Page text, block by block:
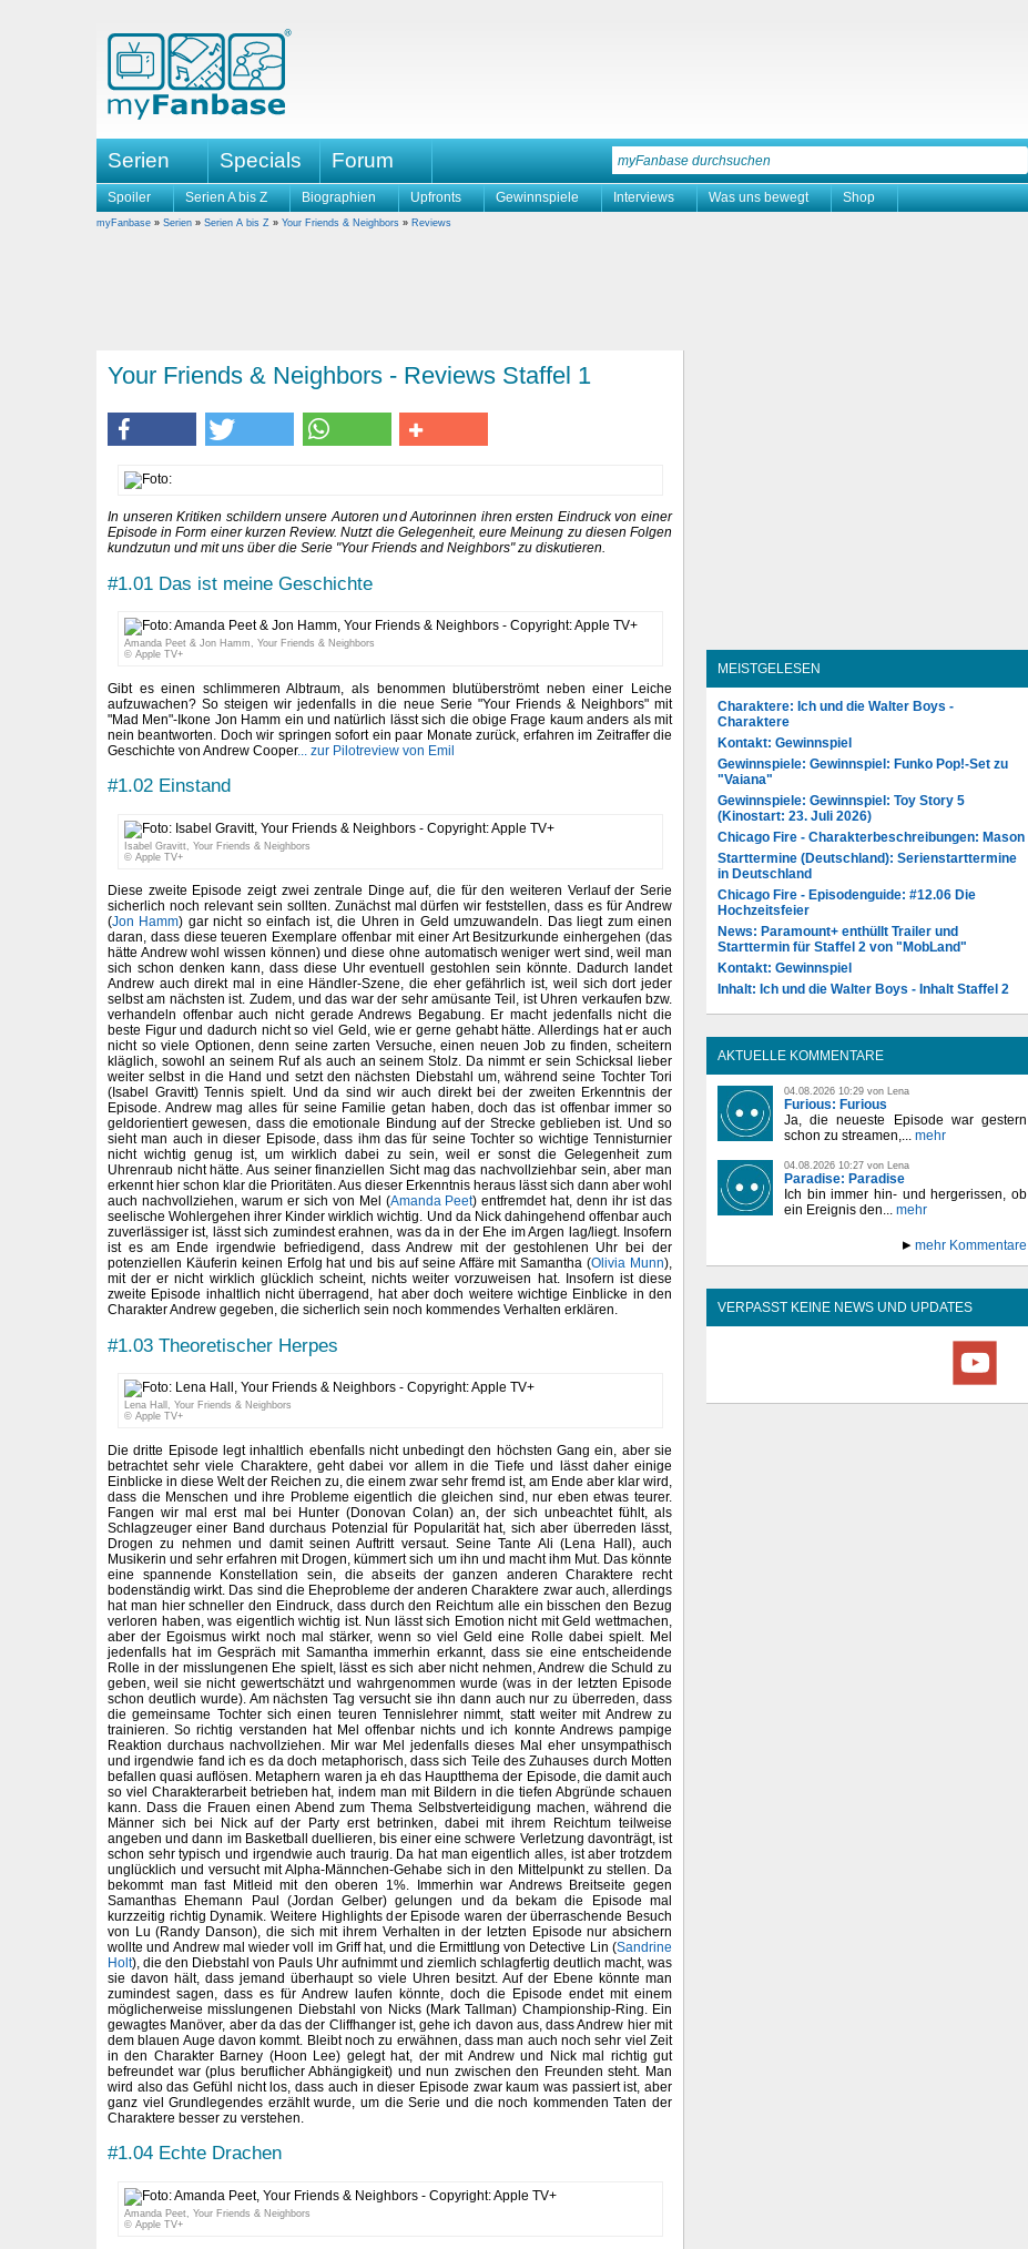
Serien Specials Forum
Spoiler Serien A bis Z Biographien Upfronts Gewinnspiele Interviews Was uns bewegt Shop
myFanbase » Serien » Serien A bis Z » Your Friends & Neighbors » Reviews
Your Friends & Neighbors - Reviews Staffel 1
In unseren Kritiken schildern unsere Autoren und Autorinnen ihren ersten Eindruck von einer
Episode in Form einer kurzen Review. Nutzt die Gelegenheit, eure Meinung zu diesen Folgen
kundzutun und mit uns über die Serie "Your Friends and Neighbors" zu diskutieren.
#1.01 Das ist meine Geschichte
Amanda Peet & Jon Hamm, Your Friends & Neighbors
© Apple TV+
Gibt es einen schlimmeren Albtraum, als benommen blutüberströmt neben einer Leiche
aufzuwachen? So steigen wir jedenfalls in die neue Serie "Your Friends & Neighbors" mit
"Mad Men"-Ikone Jon Hamm ein und natürlich lässt sich die obige Frage kaum anders als mit
nein beantworten. Doch wir springen sofort ein paar Monate zurück, erfahren im Zeitraffer die
Geschichte von Andrew Cooper... zur Pilotreview von Emil
#1.02 Einstand
Isabel Gravitt, Your Friends & Neighbors
© Apple TV+
Diese zweite Episode zeigt zwei zentrale Dinge auf, die für den weiteren Verlauf der Serie
sicherlich noch relevant sein sollten. Zunächst mal dürfen wir feststellen, dass es für Andrew
(Jon Hamm) gar nicht so einfach ist, die Uhren in Geld umzuwandeln. Das liegt zum einen
daran, dass diese teueren Exemplare offenbar mit einer Art Besitzurkunde einhergehen (das
hätte Andrew wohl wissen können) und diese ohne automatisch weniger wert sind, weil man
sich schon denken kann, dass diese Uhr eventuell gestohlen sein könnte. Dadurch landet
Andrew auch direkt mal in eine Händler-Szene, die eher gefährlich ist, weil sich dort jeder
selbst am nächsten ist. Zudem, und das war der sehr amüsante Teil, ist Uhren verkaufen bzw.
verhandeln offenbar auch nicht gerade Andrews Begabung. Er macht jedenfalls nicht die
beste Figur und dadurch nicht so viel Geld, wie er gerne gehabt hätte. Allerdings hat er auch
nicht so viele Optionen, denn seine zarten Versuche, einen neuen Job zu finden, scheitern
kläglich, sowohl an seinem Ruf als auch an seinem Stolz. Da nimmt er sein Schicksal lieber
weiter selbst in die Hand und setzt den nächsten Diebstahl um, während seine Tochter Tori
(Isabel Gravitt) Tennis spielt. Und da sind wir auch direkt bei der zweiten Erkenntnis der
Episode. Andrew mag alles für seine Familie getan haben, doch das ist offenbar immer so
geldorientiert gewesen, dass die emotionale Bindung auf der Strecke geblieben ist. Und so
sieht man auch in dieser Episode, dass ihm das für seine Tochter so wichtige Tennisturnier
nicht wichtig genug ist, um wirklich dabei zu sein, weil er sonst die Gelegenheit zum
Uhrenraub nicht hätte. Aus seiner finanziellen Sicht mag das nachvollziehbar sein, aber man
erkennt hier schon klar die Prioritäten. Aus dieser Erkenntnis heraus lässt sich dann aber wohl
auch nachvollziehen, warum er sich von Mel (Amanda Peet) entfremdet hat, denn ihr ist das
seelische Wohlergehen ihrer Kinder wirklich wichtig. Und da Nick dahingehend offenbar auch
zuverlässiger ist, lässt sich zumindest erahnen, was da in der Ehe im Argen lag/liegt. Insofern
ist es am Ende irgendwie befriedigend, dass Andrew mit der gestohlenen Uhr bei der
potenziellen Käuferin keinen Erfolg hat und bis auf seine Affäre mit Samantha (Olivia Munn),
mit der er nicht wirklich glücklich scheint, nichts weiter vorzuweisen hat. Insofern ist diese
zweite Episode inhaltlich nicht überragend, hat aber doch weitere wichtige Einblicke in den
Charakter Andrew gegeben, die sicherlich sein noch kommendes Verhalten erklären.
#1.03 Theoretischer Herpes
Lena Hall, Your Friends & Neighbors
© Apple TV+
Die dritte Episode legt inhaltlich ebenfalls nicht unbedingt den höchsten Gang ein, aber sie
betrachtet sehr viele Charaktere, geht dabei vor allem in die Tiefe und lässt daher einige
Einblicke in diese Welt der Reichen zu, die einem zwar sehr fremd ist, am Ende aber klar wird,
dass die Menschen und ihre Probleme eigentlich die gleichen sind, nur eben etwas teurer.
Fangen wir mal erst mal bei Hunter (Donovan Colan) an, der sich unbeachtet fühlt, als
Schlagzeuger einer Band durchaus Potenzial für Popularität hat, sich aber überreden lässt,
Drogen zu nehmen und damit seinen Auftritt versaut. Seine Tante Ali (Lena Hall), auch
Musikerin und sehr erfahren mit Drogen, kümmert sich um ihn und macht ihm Mut. Das könnte
eine spannende Konstellation sein, die abseits der ganzen anderen Charaktere recht
bodenständig wirkt. Das sind die Eheprobleme der anderen Charaktere zwar auch, allerdings
hat man hier schneller den Eindruck, dass durch den Reichtum alle ein bisschen den Bezug
verloren haben, was eigentlich wichtig ist. Nun lässt sich Emotion nicht mit Geld wettmachen,
aber der Egoismus wirkt noch mal stärker, wenn so viel Geld eine Rolle dabei spielt. Mel
jedenfalls hat im Gespräch mit Samantha immerhin erkannt, dass sie eine entscheidende
Rolle in der misslungenen Ehe spielt, lässt es sich aber nicht nehmen, Andrew die Schuld zu
geben, weil sie nicht gewertschätzt und wahrgenommen wurde (was in der letzten Episode
schon deutlich wurde). Am nächsten Tag versucht sie ihn dann auch nur zu überreden, dass
die gemeinsame Tochter sich einen teuren Tennislehrer nimmt, statt weiter mit Andrew zu
trainieren. So richtig verstanden hat Mel offenbar nichts und ich konnte Andrews pampige
Reaktion durchaus nachvollziehen. Mir war Mel jedenfalls dieses Mal eher unsympathisch
und irgendwie fand ich es da doch metaphorisch, dass sich Teile des Zuhauses durch Motten
befallen quasi auflösen. Metaphern waren ja eh das Hauptthema der Episode, die damit auch
so viel Charakterarbeit betrieben hat, indem man mit Bildern in die tiefen Abgründe schauen
kann. Dass die Frauen einen Abend zum Thema Selbstverteidigung machen, während die
Männer sich bei Nick auf der Party erst betrinken, dabei mit ihrem Reichtum teilweise
angeben und dann im Basketball duellieren, bis einer eine schwere Verletzung davonträgt, ist
schon sehr typisch und irgendwie auch traurig. Da hat man eigentlich alles, ist aber trotzdem
unglücklich und versucht mit Alpha-Männchen-Gehabe sich in den Mittelpunkt zu stellen. Da
bekommt man fast Mitleid mit den oberen 1%. Immerhin war Andrews Breitseite gegen
Samanthas Ehemann Paul (Jordan Gelber) gelungen und da bekam die Episode mal
kurzzeitig richtig Dynamik. Weitere Highlights der Episode waren der überraschende Besuch
von Lu (Randy Danson), die sich mit ihrem Verhalten in der letzten Episode nur absichern
wollte und Andrew mal wieder voll im Griff hat, und die Ermittlung von Detective Lin (Sandrine
Holt), die den Diebstahl von Pauls Uhr aufnimmt und ziemlich schlagfertig deutlich macht, was
sie davon hält, dass jemand überhaupt so viele Uhren besitzt. Auf der Ebene könnte man
zumindest sagen, dass es für Andrew laufen könnte, doch die Episode endet mit einem
möglicherweise misslungenen Diebstahl von Nicks (Mark Tallman) Championship-Ring. Ein
gewagtes Manöver, aber da das der Cliffhanger ist, gehe ich davon aus, dass Andrew hier mit
dem blauen Auge davon kommt. Bleibt noch zu erwähnen, dass man auch noch sehr viel Zeit
in den Charakter Barney (Hoon Lee) gelegt hat, der mit Andrew und Nick mal richtig gut
befreundet war (plus beruflicher Abhängigkeit) und nun zwischen den Freunden steht. Man
wird also das Gefühl nicht los, dass auch in dieser Episode zwar kaum was passiert ist, aber
ganz viel Grundlegendes erzählt wurde, um die Serie und die noch kommenden Taten der
Charaktere besser zu verstehen.
#1.04 Echte Drachen
Amanda Peet, Your Friends & Neighbors
© Apple TV+
MEISTGELESEN
Charaktere: Ich und die Walter Boys -
Charaktere
Kontakt: Gewinnspiel
Gewinnspiele: Gewinnspiel: Funko Pop!-Set zu
"Vaiana"
Gewinnspiele: Gewinnspiel: Toy Story 5
(Kinostart: 23. Juli 2026)
Chicago Fire - Charakterbeschreibungen: Mason
Starttermine (Deutschland): Serienstarttermine
in Deutschland
Chicago Fire - Episodenguide: #12.06 Die
Hochzeitsfeier
News: Paramount+ enthüllt Trailer und
Starttermin für Staffel 2 von "MobLand"
Kontakt: Gewinnspiel
Inhalt: Ich und die Walter Boys - Inhalt Staffel 2
AKTUELLE KOMMENTARE
04.08.2026 10:29 von Lena
Furious: Furious
Ja, die neueste Episode war gestern
schon zu streamen,... mehr
04.08.2026 10:27 von Lena
Paradise: Paradise
Ich bin immer hin- und hergerissen, ob
ein Ereignis den... mehr
mehr Kommentare
VERPASST KEINE NEWS UND UPDATES